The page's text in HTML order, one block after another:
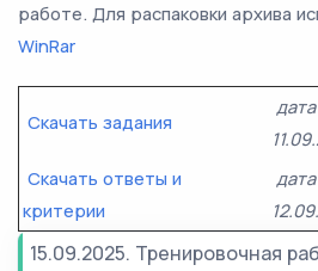
работе. Для распаковки архива
WinRar
Скачать задания
Скачать ответы и
критерии
15.09.2025. Тренировочная